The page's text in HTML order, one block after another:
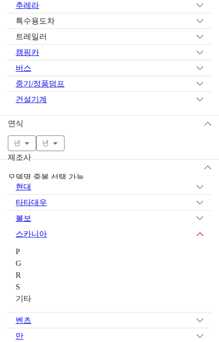
추레라
특수용도차
트레일러
캠핑카
버스
중기/정품덤프
건설기계
연식
년 년
제조사
모델명 중복 선택 가능
현대
타타대우
볼보
스카니아
P
G
R
S
기타
벤츠
만